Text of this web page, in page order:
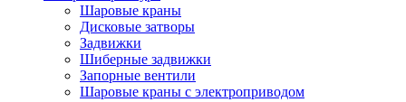
Шаровые краны
Дисковые затворы
Задвижки
Шиберные задвижки
Запорные вентили
Шаровые краны с электроприводом